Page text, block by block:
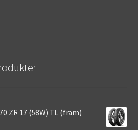
ZR 17 (58W) TL (fram)